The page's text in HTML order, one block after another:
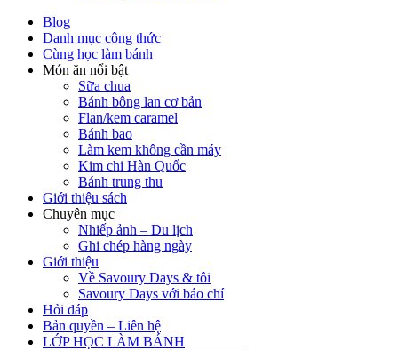
Blog
Danh mục công thức
Cùng học làm bánh
Món ăn nổi bật
Sữa chua
Bánh bông lan cơ bản
Flan/kem caramel
Bánh bao
Làm kem không cần máy
Kim chi Hàn Quốc
Bánh trung thu
Giới thiệu sách
Chuyên mục
Nhiếp ảnh – Du lịch
Ghi chép hàng ngày
Giới thiệu
Về Savoury Days & tôi
Savoury Days với báo chí
Hỏi đáp
Bản quyền – Liên hệ
LỚP HỌC LÀM BÁNH